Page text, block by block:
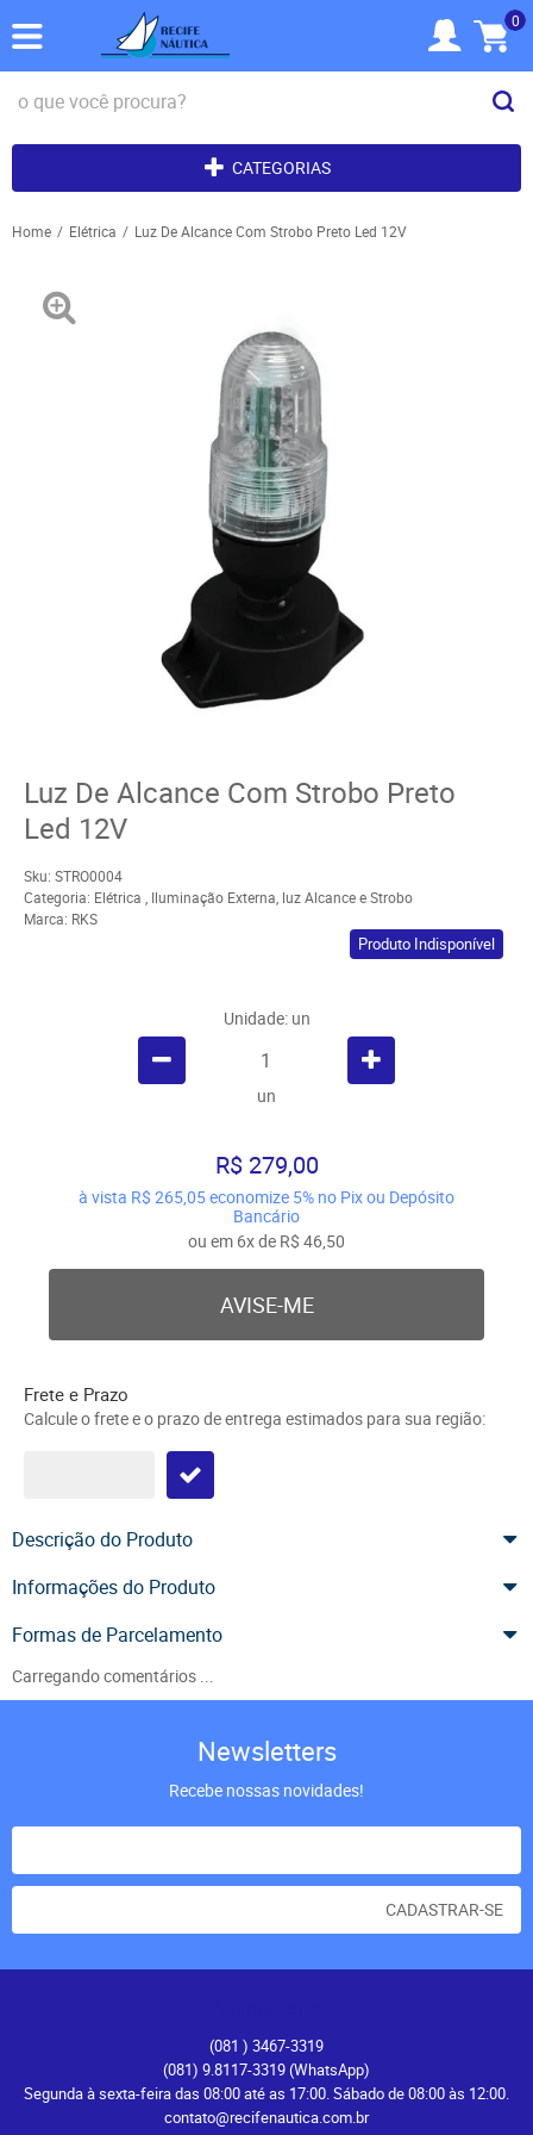
0
CATEGORIAS
Home Elétrica Luz De Alcance Com Strobo Preto Led 12V
Luz De Alcance Com Strobo Preto
Led 12V
Sku: STRO0004
Categoria: Elétrica , Iluminação Externa, luz Alcance e Strobo
Marca: RKS
Produto Indisponível
Unidade: un
un
R$ 279,00
à vista R$ 265,05economize 5% no Pix ou Depósito
Bancário
ou em 6xde R$ 46,50
AVISE-ME
Frete e Prazo
Calcule o frete e o prazo de entrega estimados para sua região:
Descrição do Produto
Informações do Produto
Formas de Parcelamento
Carregando comentários ...
Newsletters
Recebe nossas novidades!
CADASTRAR-SE
(081 ) 3467-3319
(081) 9.8117-3319(WhatsApp)
Segunda à sexta-feira das 08:00 até as 17:00. Sábado de 08:00 às 12:00.
contato@recifenautica.com.br